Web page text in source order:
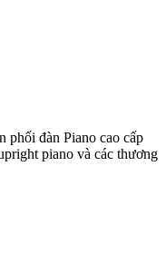
phối đàn Piano cao cấp
piano và các thương